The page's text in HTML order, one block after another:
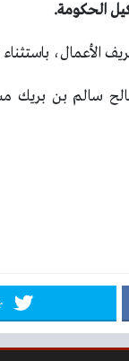
الحكومة.
الأعمال،
سالم بن بريك